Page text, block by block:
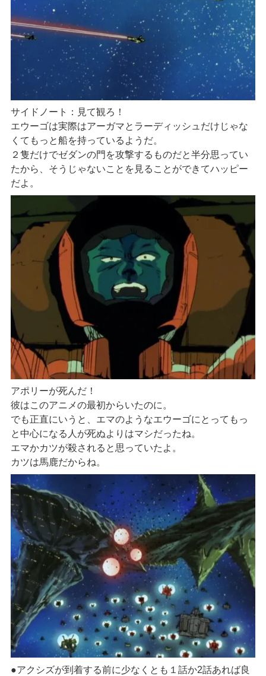
サイドノート：見て観ろ！
エウーゴは実際はアーガマとラーディッシュだけじゃな
くてもっと船を持っているようだ。
２隻だけでゼダンの門を攻撃するものだと半分思ってい
たから、そうじゃないことを見ることができてハッピー
だよ。
アポリーが死んだ！
彼はこのアニメの最初からいたのに。
でも正直にいうと、エマのようなエウーゴにとってもっ
と中心になる人が死ぬよりはマシだったね。
エマかカツが殺されると思っていたよ。
カツは馬鹿だからね。
●アクシズが到着する前に少なくとも１話か2話あれば良